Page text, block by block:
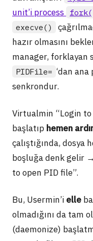
unit’i process
execve()
hazır olmasını
manager, forklayan
PIDFile= ‘dan
senkrondur.
Virtualmin “Login to
başlatıp hemen
çalıştığında, dosya
boşluğa denk gelir →
to open PID file”.
Bu, Usermin’i elle
olmadığını da tam
(daemonize)